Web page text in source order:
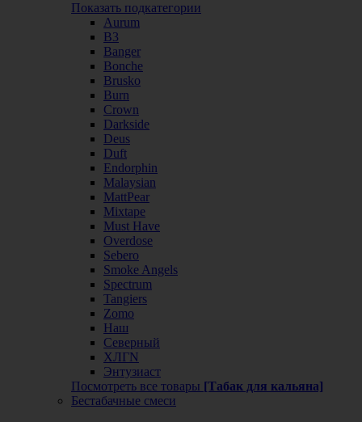
Показать подкатегории
Aurum
B3
Banger
Bonche
Brusko
Burn
Crown
Darkside
Deus
Duft
Endorphin
Malaysian
MattPear
Mixtape
Must Have
Overdose
Sebero
Smoke Angels
Spectrum
Tangiers
Zomo
Наш
Северный
ХЛГN
Энтузиаст
Посмотреть все товары [Табак для кальяна]
Бестабачные смеси